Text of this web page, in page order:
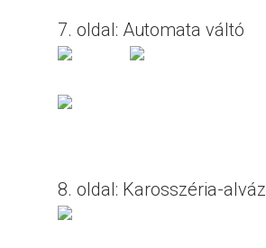
7. oldal: Automata váltó
8. oldal: Karosszéria-alváz